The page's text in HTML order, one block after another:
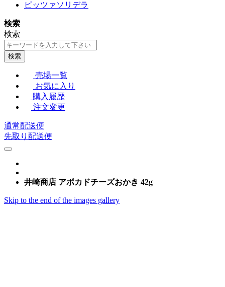
ピッツァソリデラ
検索
検索
検索
売場一覧
お気に入り
購入履歴
注文変更
通常配送便
先取り配送便
井崎商店 アボカドチーズおかき 42g
Skip to the end of the images gallery